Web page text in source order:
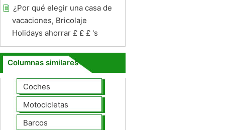
¿Por qué elegir una casa de
vacaciones, Bricolaje
Holidays ahorrar £ £ £ 's
Columnas similares
Coches
Motocicletas
Barcos